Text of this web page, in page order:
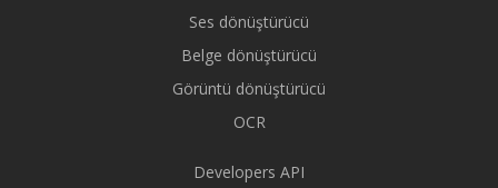
Ses dönüştürücü
Belge dönüştürücü
Görüntü dönüştürücü
OCR
Developers API